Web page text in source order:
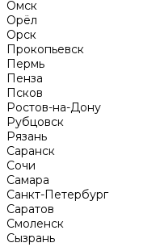
Омск
Орёл
Орск
Прокопьевск
Пермь
Пенза
Псков
Ростов-на-Дону
Рубцовск
Рязань
Саранск
Сочи
Самара
Санкт-Петербург
Саратов
Смоленск
Сызрань